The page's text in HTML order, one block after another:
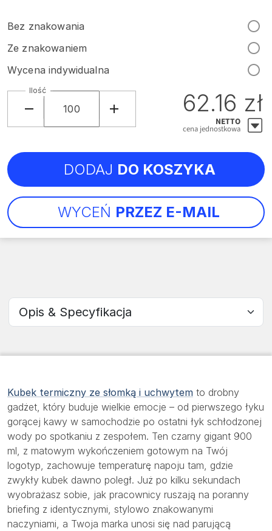
Kubek termiczny ze słomką i uchwytem to drobny
gadżet, który buduje wielkie emocje – od pierwszego łyku
gorącej kawy w samochodzie po ostatni łyk schłodzonej
wody po spotkaniu z zespołem. Ten czarny gigant 900
ml, z matowym wykończeniem gotowym na Twój
logotyp, zachowuje temperaturę napoju tam, gdzie
zwykły kubek dawno poległ. Już po kilku sekundach
wyobrażasz sobie, jak pracownicy ruszają na poranny
briefing z identycznymi, stylowo znakowanymi
naczyniami, a Twoja marka unosi się nad parującą
Wybierz sekcję
Bez znakowania
Ze znakowaniem
Wycena indywidualna
Ilość 62.16 zł
NETTO
cena jednostkowa
WYCEŃ PRZEZ E-MAIL
DODAJ DO KOSZYKA